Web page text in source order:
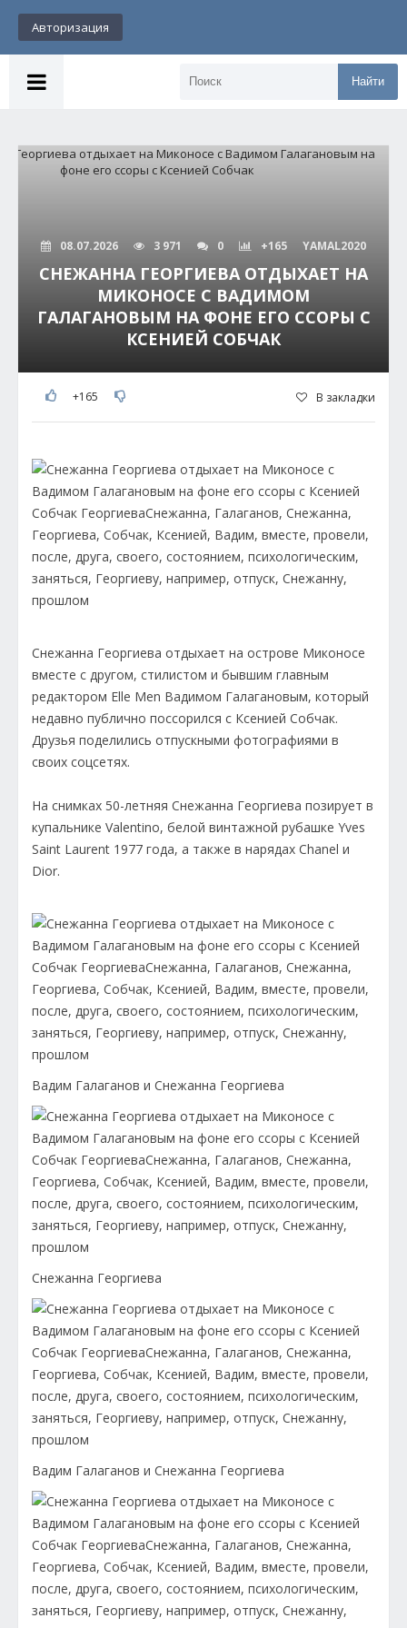
Авторизация
Найти
08.07.2026 3 971 0 +165 YAMAL2020
СНЕЖАННА ГЕОРГИЕВА ОТДЫХАЕТ НА
МИКОНОСЕ С ВАДИМОМ
ГАЛАГАНОВЫМ НА ФОНЕ ЕГО ССОРЫ С
КСЕНИЕЙ СОБЧАК
+165 В закладки
Снежанна Георгиева отдыхает на острове Миконосе
вместе с другом, стилистом и бывшим главным
редактором Elle Men Вадимом Галагановым, который
недавно публично поссорился с Ксенией Собчак.
Друзья поделились отпускными фотографиями в
своих соцсетях.
На снимках 50-летняя Снежанна Георгиева позирует в
купальнике Valentino, белой винтажной рубашке Yves
Saint Laurent 1977 года, а также в нарядах Chanel и
Dior.
Вадим Галаганов и Снежанна Георгиева
Снежанна Георгиева
Вадим Галаганов и Снежанна Георгиева